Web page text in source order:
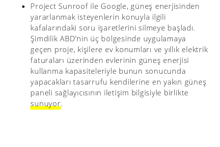
Project Sunroof ile Google, güneş enerjisinden
yararlanmak isteyenlerin konuyla ilgili
kafalarındaki soru işaretlerini silmeye başladı.
Şimdilik ABD’nin üç bölgesinde uygulamaya
geçen proje, kişilere ev konumları ve yıllık elektrik
faturaları üzerinden evlerinin güneş enerjisi
kullanma kapasiteleriyle bunun sonucunda
yapacakları tasarrufu kendilerine en yakın güneş
paneli sağlayıcısının iletişim bilgisiyle birlikte
sunuyor.